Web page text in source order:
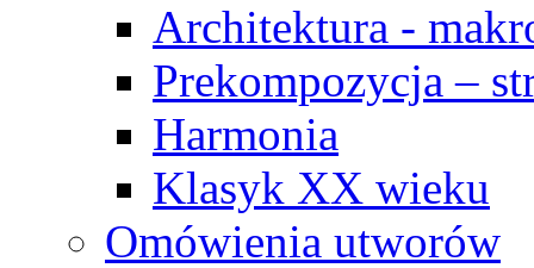
Architektura -
Prekompozycja –
Harmonia
Klasyk XX wieku
Omówienia utworów